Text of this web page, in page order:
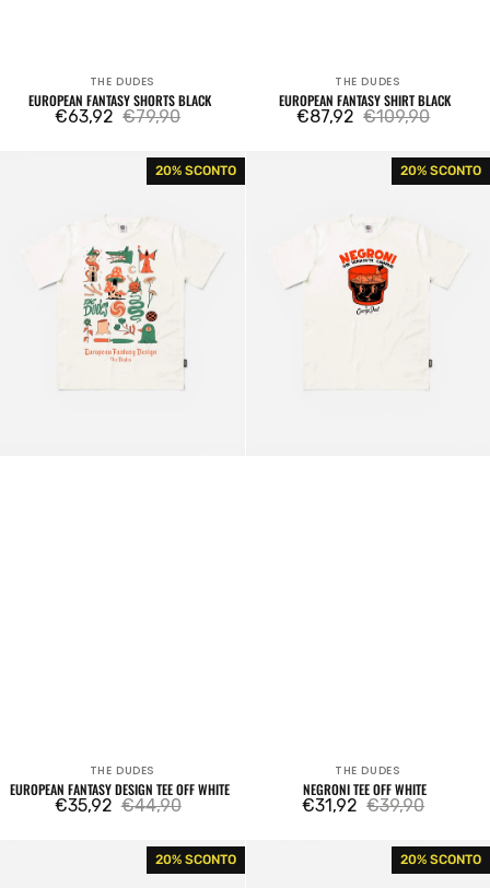
Venditore:
THE DUDES
EUROPEAN FANTASY SHORTS BLACK
Prezzo
€63,92
Prezzo
regolare
€79,90
Venditore:
THE DUDES
EUROPEAN FANTASY SHIRT BLACK
Prezzo
€87,92
Prezzo
regolare
€109,90
White
20% SCONTO
Venditore:
THE DUDES
EUROPEAN FANTASY DESIGN TEE OFF WHITE
Prezzo
€35,92
Prezzo
regolare
€44,90
Negroni
Tee
20% SCONTO
Venditore:
THE DUDES
NEGRONI TEE OFF WHITE
Prezzo
€31,92
Prezzo
regolare
€39,90
20% SCONTO Bird
Head
20% SCONTO